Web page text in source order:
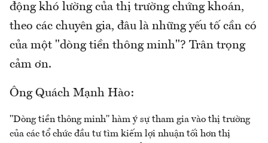
động khó lường của thị trường chứng khoán,
theo các chuyên gia, đâu là những yếu tố cần có
của một "dòng tiền thông minh"? Trân trọng
cảm ơn.
Ông Quách Mạnh Hào:
"Dòng tiền thông minh" hàm ý sự tham gia vào thị trường
của các tổ chức đầu tư tìm kiếm lợi nhuận tối hơn thị